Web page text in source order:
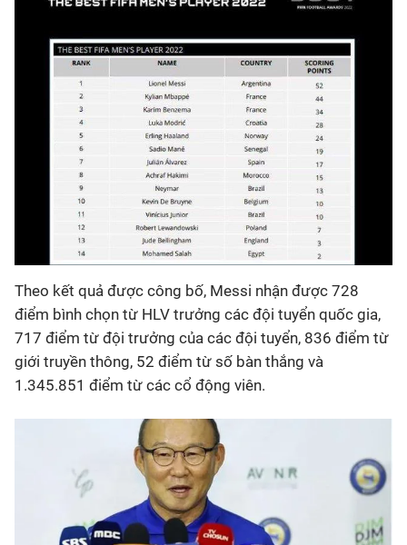
Theo kết quả được công bố, Messi nhận được 728
điểm bình chọn từ HLV trưởng các đội tuyển quốc gia,
717 điểm từ đội trưởng của các đội tuyển, 836 điểm từ
giới truyền thông, 52 điểm từ số bàn thắng và
1.345.851 điểm từ các cổ động viên.